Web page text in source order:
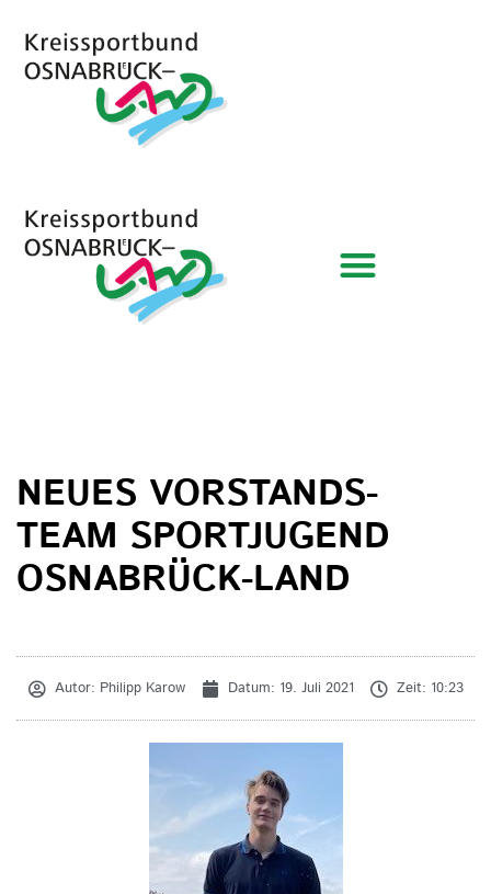
NEUES VORSTANDS-
TEAM SPORTJUGEND
OSNABRÜCK-LAND
Autor: Philipp Karow Datum: 19. Juli 2021 Zeit: 10:23